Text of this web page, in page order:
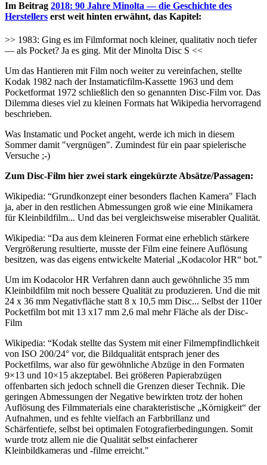
Im Beitrag 2018: 90 Jahre Minolta — die Geschichte des
Herstellers erst weit hinten erwähnt, das Kapitel:
>> 1983: Ging es im Filmformat noch kleiner, qualitativ noch tiefer
— als Pocket? Ja es ging. Mit der Minolta Disc S <<
Um das Hantieren mit Film noch weiter zu vereinfachen, stellte
Kodak 1982 nach der Instamaticfilm-Kassette 1963 und dem
Pocketformat 1972 schließlich den so genannten Disc-Film vor. Das
Dilemma dieses viel zu kleinen Formats hat Wikipedia hervorragend
beschrieben.
Was Instamatic und Pocket angeht, werde ich mich in diesem
Sommer damit "vergnügen". Zumindest für ein paar spielerische
Versuche ;-)
Zum Disc-Film hier zwei stark eingekürzte Absätze/Passagen:
Wikipedia: “Grundkonzept einer besonders flachen Kamera" Flach
ja, aber in den restlichen Abmessungen groß wie eine Minikamera
für Kleinbildfilm... Und das bei vergleichsweise miserabler Qualität.
Wikipedia: “Da aus dem kleineren Format eine erheblich stärkere
Vergrößerung resultierte, musste der Film eine feinere Auflösung
besitzen, was das eigens entwickelte Material „Kodacolor HR“ bot."
Um im Kodacolor HR Verfahren dann auch gewöhnliche 35 mm
Kleinbildfilm mit noch bessere Qualität zu produzieren. Und die mit
24 x 36 mm Negativfläche statt 8 x 10,5 mm Disc... Selbst der 110er
Pocketfilm bot mit 13 x17 mm 2,6 mal mehr Fläche als der Disc-
Film
Wikipedia: “Kodak stellte das System mit einer Filmempfindlichkeit
von ISO 200/24° vor, die Bildqualität entsprach jener des
Pocketfilms, war also für gewöhnliche Abzüge in den Formaten
9×13 und 10×15 akzeptabel. Bei größeren Papierabzügen
offenbarten sich jedoch schnell die Grenzen dieser Technik. Die
geringen Abmessungen der Negative bewirkten trotz der hohen
Auflösung des Filmmaterials eine charakteristische „Körnigkeit“ der
Aufnahmen, und es fehlte vielfach an Farbbrillanz und
Schärfentiefe, selbst bei optimalen Fotografierbedingungen. Somit
wurde trotz allem nie die Qualität selbst einfacherer
Kleinbildkameras und -filme erreicht."